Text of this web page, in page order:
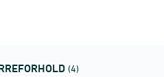
(4)